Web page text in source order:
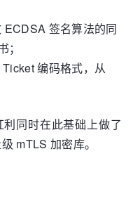
签名算法的同
编码格式，从
同时在此基础上做了
mTLS 加密库。